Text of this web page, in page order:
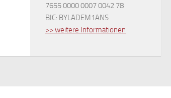
7655 0000 0007 0042 78
BIC: BYLADEM1ANS
>> weitere Informationen